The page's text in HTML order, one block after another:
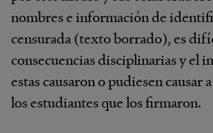
nombres e información de
censurada (texto borrado), es
consecuencias disciplinarias y el
estas causaron o pudiesen causar
los estudiantes que los firmaron.